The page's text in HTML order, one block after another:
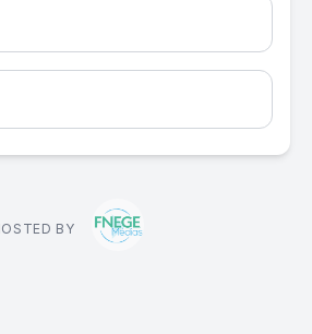
BY